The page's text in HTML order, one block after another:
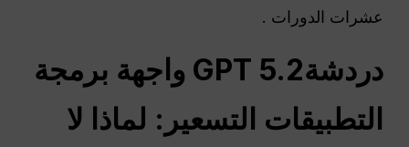
عشرات الدورات .
دردشةGPT5.2
واجهة برمجة
التطبيقات التسعير: لماذا لا